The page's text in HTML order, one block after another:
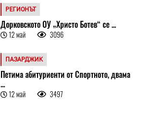
РЕГИОНЪТ
Дорковското ОУ „Христо Ботев“ се ...
12 май 3096
ПАЗАРДЖИК
Петима абитуриенти от Спортното, двама
...
12 май 3497